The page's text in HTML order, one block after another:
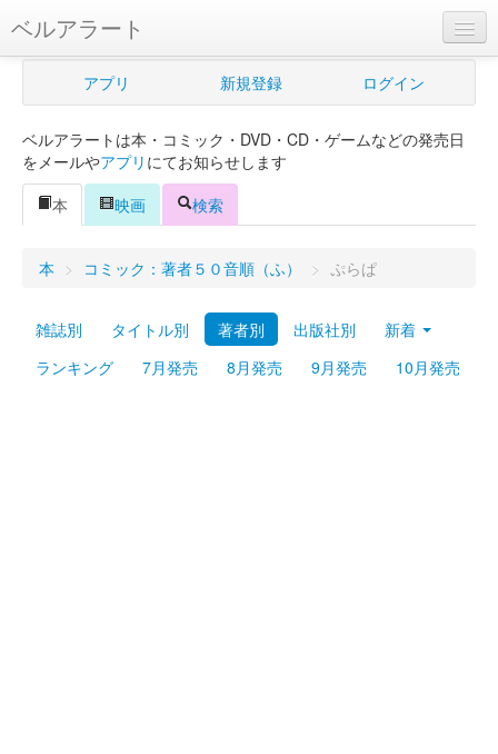
ベルアラート
ベルアラートとは
新規登録
ログイン
Myシェルフ
プレミアム
アプリ 新規登録 ログイン
ベルアラートは本・コミック・DVD・CD・ゲームなどの発売日
をメールやアプリ にてお知らせします
本
映画 検索
本 > コミック：著者５０音順（ふ） > ぷらぱ
雑誌別 タイトル別 著者別 出版社別
新着
ランキング
7月発売 8月発売 9月発売 10月発売